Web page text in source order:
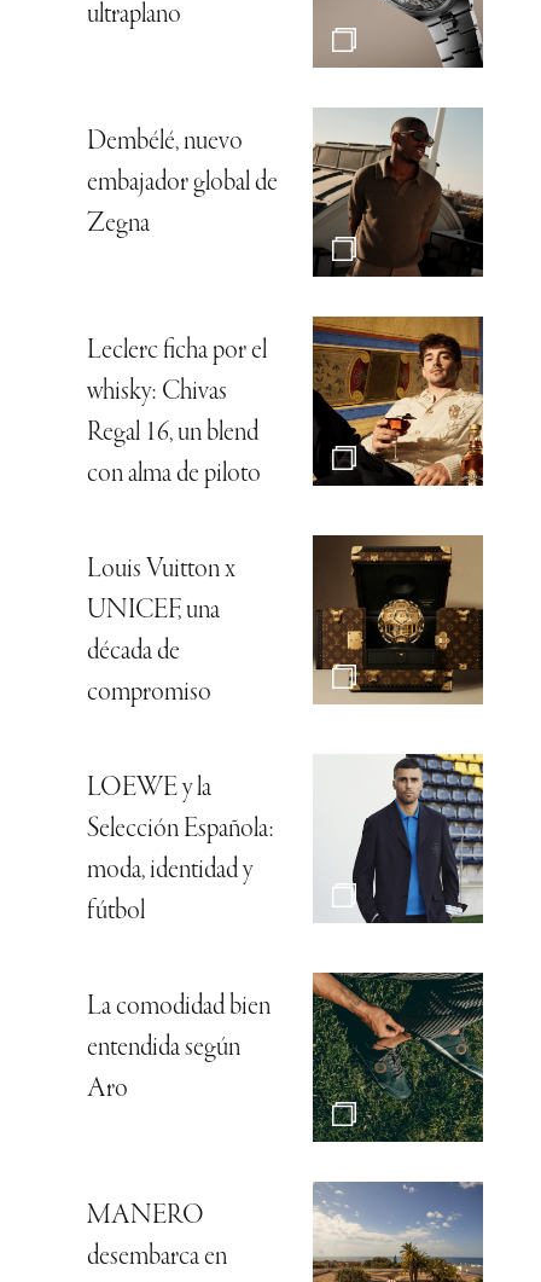
ultraplano
Dembélé, nuevo
embajador global de
Zegna
Leclerc ficha por el
whisky: Chivas
Regal 16, un blend
con alma de piloto
Louis Vuitton x
UNICEF, una
década de
compromiso
LOEWE y la
Selección Española:
moda, identidad y
fútbol
La comodidad bien
entendida según
Aro
MANERO
desembarca en